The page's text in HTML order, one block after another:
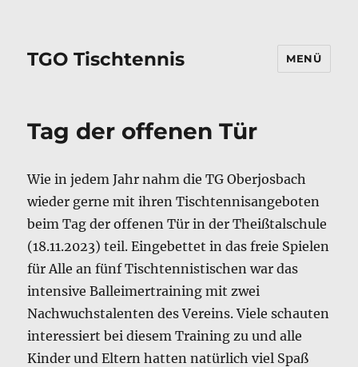
TGO Tischtennis MENÜ
Tag der offenen Tür
Wie in jedem Jahr nahm die TG Oberjosbach
wieder gerne mit ihren Tischtennisangeboten
beim Tag der offenen Tür in der Theißtalschule
(18.11.2023) teil. Eingebettet in das freie Spielen
für Alle an fünf Tischtennistischen war das
intensive Balleimertraining mit zwei
Nachwuchstalenten des Vereins. Viele schauten
interessiert bei diesem Training zu und alle
Kinder und Eltern hatten natürlich viel Spaß